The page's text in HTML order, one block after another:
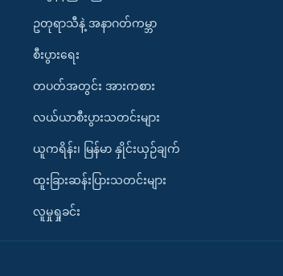
ဥတုရာသီနဲ့ အနာဂတ်ကမ္ဘာ
စီးပွားရေး
တပတ်အတွင်း အားကစား
လယ်ယာစီးပွားသတင်းများ
ယူကရိန်း၊ မြန်မာ နှိုင်းယှဉ်ချက်
ထူးခြားဆန်းပြားသတင်းများ
လူမှုရှုခင်း